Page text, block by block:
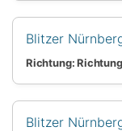
Blitzer
Richtung:
Blitzer